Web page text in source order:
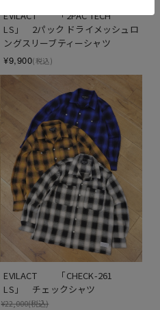
EVILACT 　　「2PAC TECH
LS」　2パック ドライメッシュロ
ングスリーブティーシャツ
¥9,900(税込)
EVILACT 　　「CHECK-261
LS」　チェックシャツ
¥22,000(税込)